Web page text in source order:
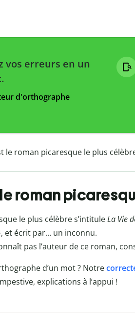
vos erreurs en un
d'orthographe
le roman picaresque le plus
roman
le plus célèbre s’intituleLa Vie
et écrit par… un inconnu.
pas l’auteur de ce roman,
d’un mot ? Notre
explications à l’appui !